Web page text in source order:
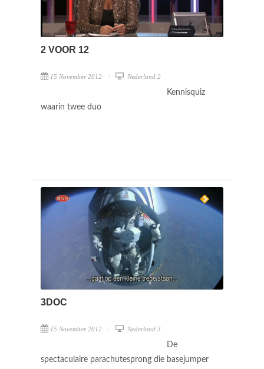
2 VOOR 12
15 November 2012 Nederland 2
Kennisquiz
waarin twee duo
3DOC
15 November 2012 Nederland 3
De
spectaculaire parachutesprong die basejumper